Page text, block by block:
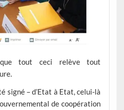
que tout ceci relève tout
signé – d’Etat à Etat, celui-là
de coopération